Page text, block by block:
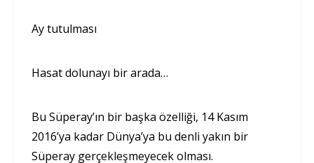
Ay tutulması
Hasat dolunayı bir arada…
Bu Süperay’ın bir başka özelliği, 14 Kasım
2016’ya kadar Dünya’ya bu denli yakın bir
Süperay gerçekleşmeyecek olması.